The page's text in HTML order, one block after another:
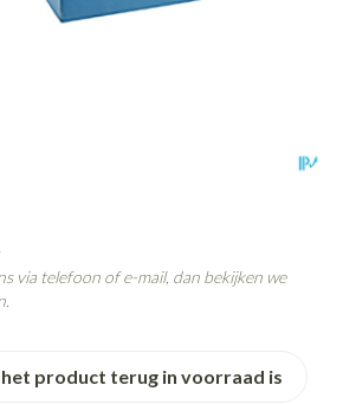
product terug in voorraad is
via telefoon of e-mail, dan bekijken we